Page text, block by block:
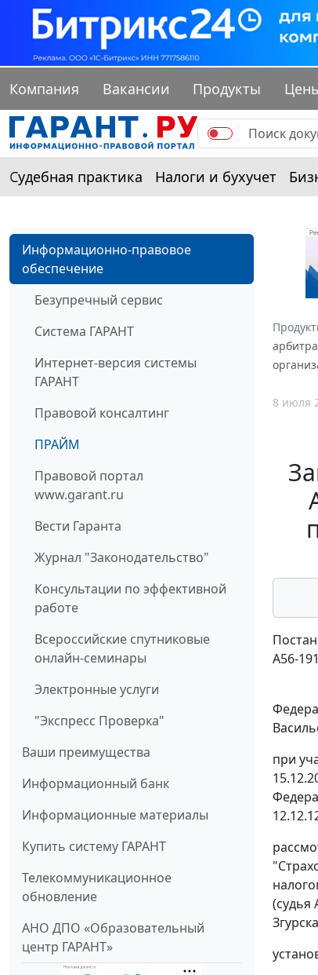
Компания Вакансии Продукты
Судебная практика Налоги и бухучет
Информационно-правовое
обеспечение
Безупречный сервис
Система ГАРАНТ
Интернет-версия системы
ГАРАНТ
Правовой консалтинг
ПРАЙМ
Правовой портал
www.garant.ru
Вести Гаранта
Журнал "Законодательство"
Консультации по эффективной
работе
Всероссийские спутниковые
онлайн-семинары
Электронные услуги
"Экспресс Проверка"
Ваши преимущества
Информационный банк
Информационные материалы
Купить систему ГАРАНТ
Телекоммуникационное
обновление
АНО ДПО «Образовательный
центр ГАРАНТ»
8 июля
А56-
при
(судья